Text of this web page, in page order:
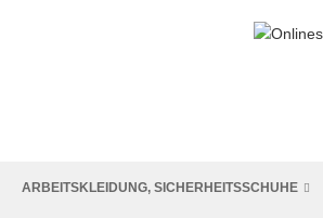
ARBEITSKLEIDUNG, SICHERHEITSSCHUHE